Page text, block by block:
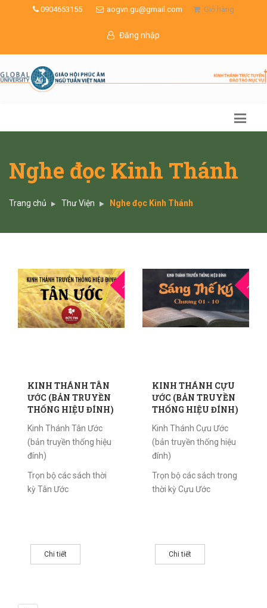
0904653155 aogvn.gu@gmail.com Giỏ hàng
Đăng nhập
Nghe đọc Kinh Thánh
Trang chủ Thư Viện Nghe đọc Kinh Thánh
THG4
KINH THÁNH TÂN
ƯỚC (BẢN TRUYỀN
THỐNG HIỆU ĐÍNH)
Kinh Thánh Tân Ước
(bản truyền thống hiệu
đính)
Trọn bộ các sách thời
kỳ Tân Ước
Chi tiết
THG4
KINH THÁNH CỰU
ƯỚC (BẢN TRUYỀN
THỐNG HIỆU ĐÍNH)
Kinh Thánh Cựu Ước
(bản truyền thống hiệu
đính)
Trọn bộ các sách trong
thời kỳ Cựu Ước
Chi tiết